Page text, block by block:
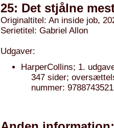
25: Det stjålne
Originaltitel: An inside job,
Serietitel: Gabriel Allon
Udgaver:
HarperCollins; 1.
347 sider;
nummer: